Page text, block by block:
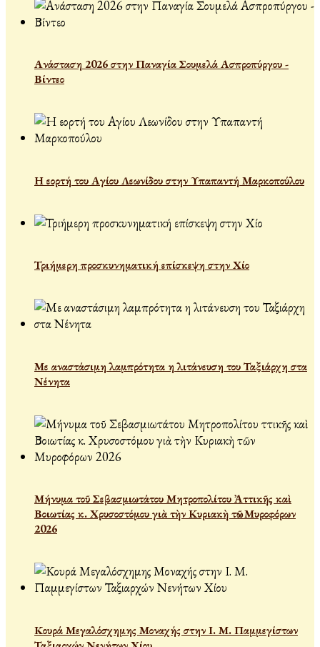
Ανάσταση 2026 στην Παναγία Σουμελά Ασπροπύργου -
Βίντεο
Η εορτή του Αγίου Λεωνίδου στην Υπαπαντή Μαρκοπούλου
Τριήμερη προσκυνηματική επίσκεψη στην Χίο
Με αναστάσιμη λαμπρότητα η λιτάνευση του Ταξιάρχη στα
Νένητα
Μήνυμα τοῦ Σεβασμιωτάτου Μητροπολίτου Ἀττικῆς καὶ
Βοιωτίας κ. Χρυσοστόμου γιὰ τὴν Κυριακὴ τῶν Μυροφόρων
2026
Κουρά Μεγαλόσχημης Μοναχής στην Ι. Μ. Παμμεγίστων